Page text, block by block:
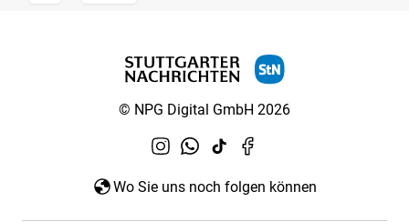
© NPG Digital GmbH 2026
Wo Sie uns noch folgen können